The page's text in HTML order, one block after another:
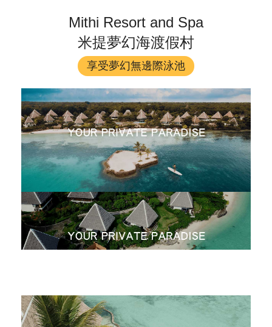
Mithi Resort and Spa
米提夢幻海渡假村
享受夢幻無邊際泳池